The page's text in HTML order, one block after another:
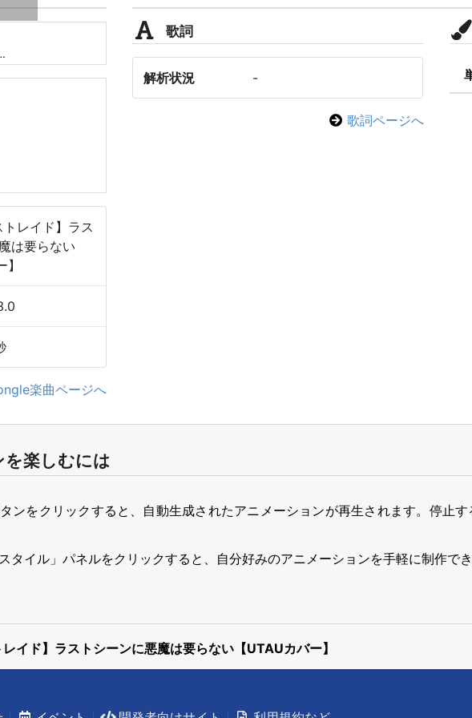
トレイド】ラス
は要らない
楽曲ページへ
歌詞
解析状況 -
歌詞ページへ
楽しむには
ンをクリックすると、自動生成されたアニメーションが再生されます。停止
タイル」パネルをクリックすると、自分好みのアニメーションを手軽に制作でき
レイド】ラストシーンに悪魔は要らない【UTAUカバー】